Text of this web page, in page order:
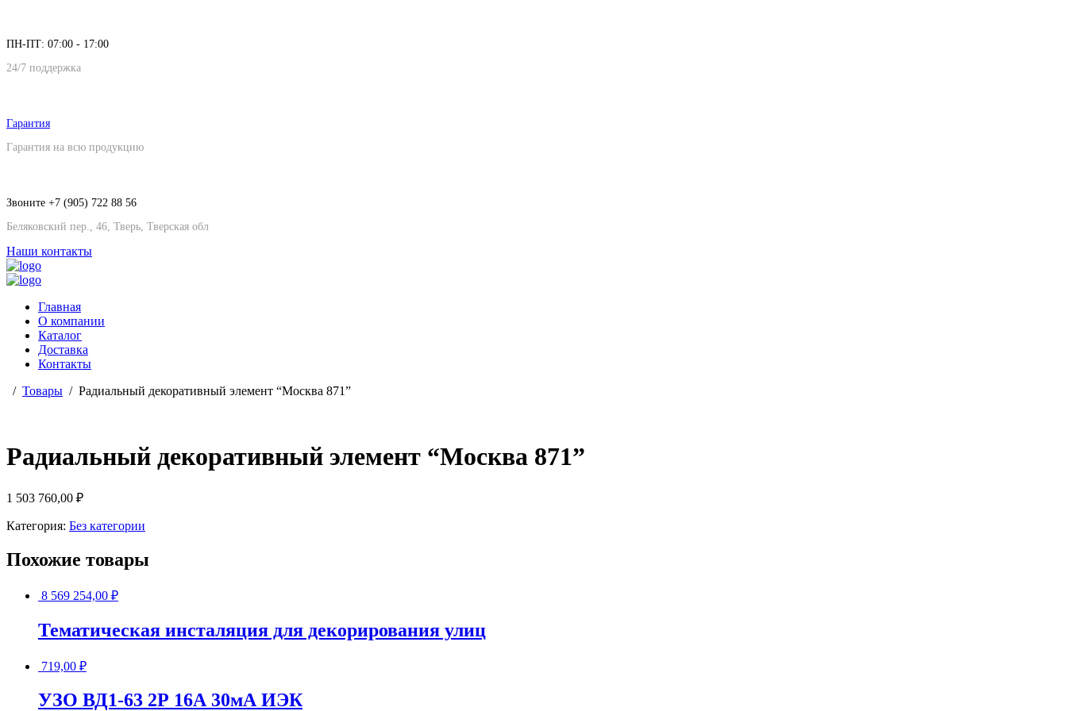
ПН-ПТ: 07:00 - 17:00
24/7 поддержка
Гарантия
Гарантия на всю продукцию
Звоните +7 (905) 722 88 56
Беляковский пер., 46, Тверь, Тверская обл
Наши контакты
Главная
О компании
Каталог
Доставка
Контакты
Товары
Радиальный декоративный элемент “Москва 871”
Радиальный декоративный элемент “Москва 871”
1 503 760,00 ₽
Категория: Без категории
Похожие товары
8 569 254,00 ₽
Тематическая инсталяция для декорирования улиц
719,00 ₽
УЗО ВД1-63 2Р 16А 30мА ИЭК